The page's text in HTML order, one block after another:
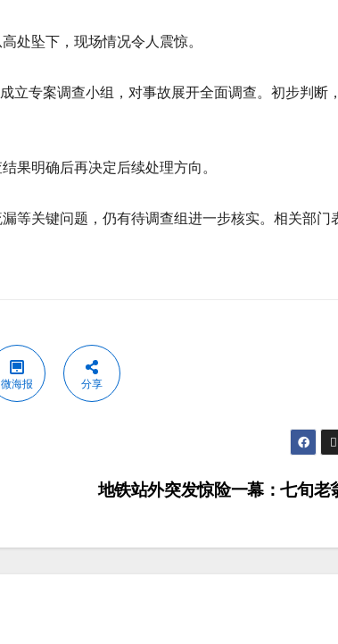
处坠下，现场情况令人震惊。
立专案调查小组，对事故展开全面调查。初步判断
果明确后再决定后续处理方向。
等关键问题，仍有待调查组进一步核实。相关部门
微海报 分享
地铁站外突发惊险一幕：七旬老